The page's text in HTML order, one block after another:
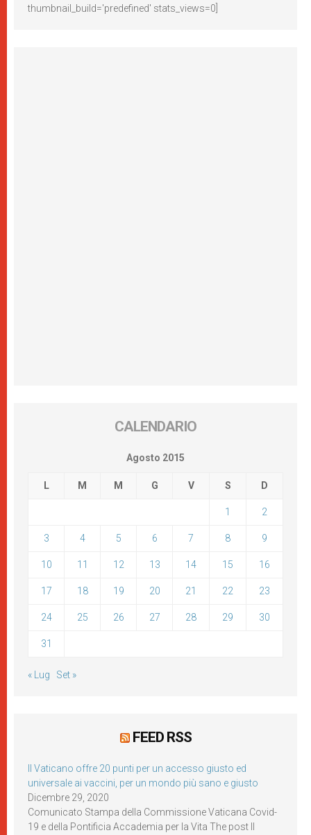
thumbnail_build='predefined' stats_views=0]
CALENDARIO
Agosto 2015
L M M G V S D
1 2
3 4 5 6 7 8 9
10 11 12 13 14 15 16
17 18 19 20 21 22 23
24 25 26 27 28 29 30
31
« Lug Set »
FEED RSS
Il Vaticano offre 20 punti per un accesso giusto ed
universale ai vaccini, per un mondo più sano e giusto
Dicembre 29, 2020
Comunicato Stampa della Commissione Vaticana Covid-
19 e della Pontificia Accademia per la Vita The post Il